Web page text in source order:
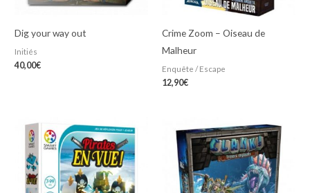
Dig your way out
Initiés
40,00€
Crime Zoom – Oiseau de
Malheur
Enquête / Escape
12,90€